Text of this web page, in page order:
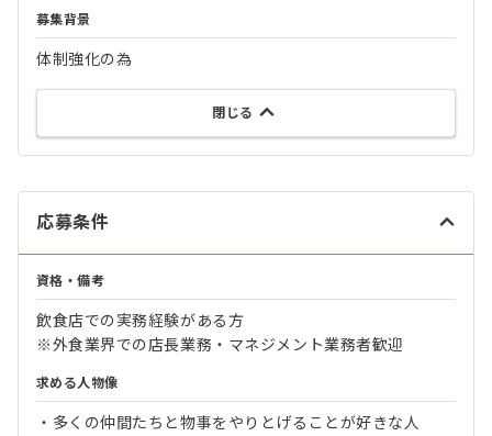
募集背景
体制強化の為
閉じる
応募条件
資格・備考
飲食店での実務経験がある方
※外食業界での店長業務・マネジメント業務者歓迎
求める人物像
・多くの仲間たちと物事をやりとげることが好きな人